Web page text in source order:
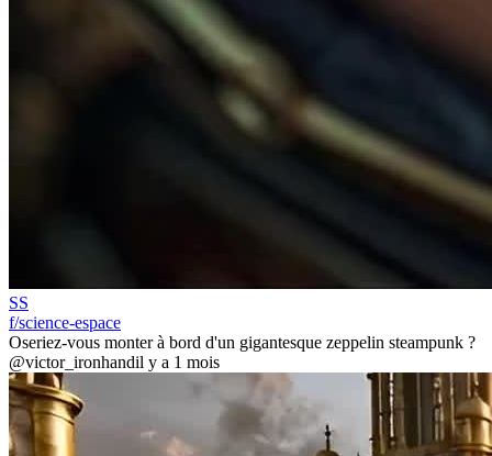
SS
f/science-espace
Oseriez-vous monter à bord d'un gigantesque zeppelin steampunk ?
@victor_ironhandil y a 1 mois